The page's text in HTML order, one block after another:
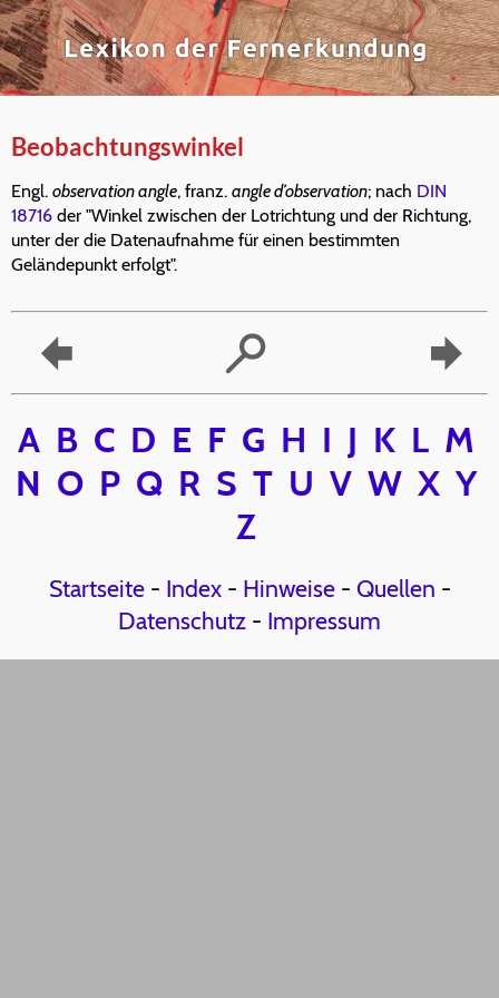
Beobachtungswinkel
Engl. observation angle, franz. angle d’observation; nach DIN
18716 der "Winkel zwischen der Lotrichtung und der Richtung,
unter der die Datenaufnahme für einen bestimmten
Geländepunkt erfolgt".
A B C D E F G H I J K L M
N O P Q R S T U V W X Y
Z
Startseite- Index- Hinweise- Quellen -
Datenschutz - Impressum